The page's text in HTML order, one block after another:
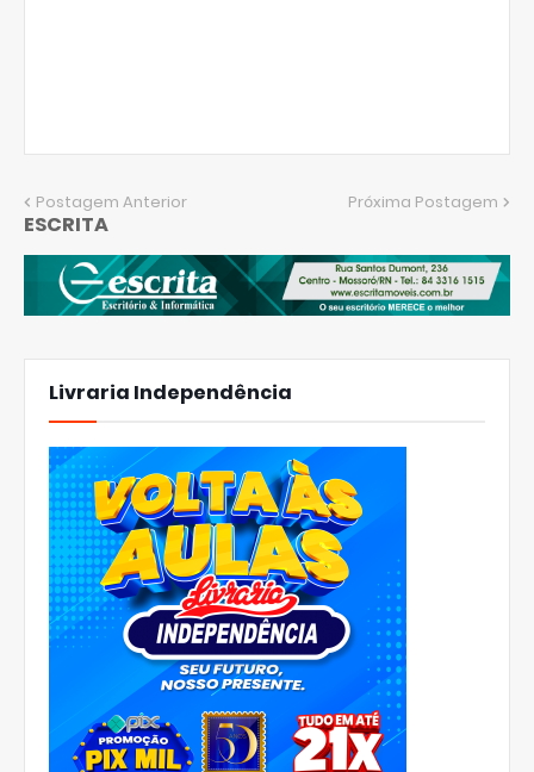
Postagem Anterior Próxima Postagem
ESCRITA
Livraria Independência